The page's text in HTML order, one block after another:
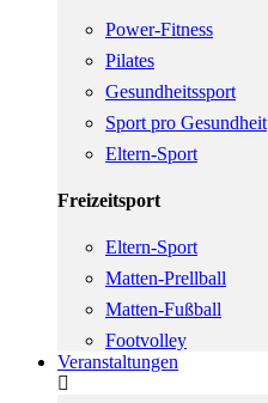
Power-Fitness
Pilates
Gesundheitssport
Sport pro Gesundheit
Eltern-Sport
Freizeitsport
Eltern-Sport
Matten-Prellball
Matten-Fußball
Footvolley
Veranstaltungen